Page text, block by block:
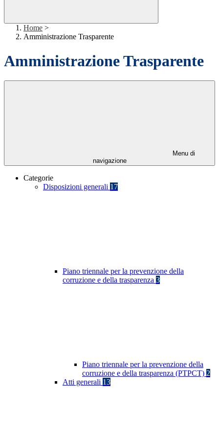
Home >
Amministrazione Trasparente
Amministrazione Trasparente
Menu di
navigazione
Categorie
Disposizioni generali 17
Piano triennale per la prevenzione della
corruzione e della trasparenza 3
Piano triennale per la prevenzione della
corruzione e della trasparenza (PTPCT) 2
Atti generali 13